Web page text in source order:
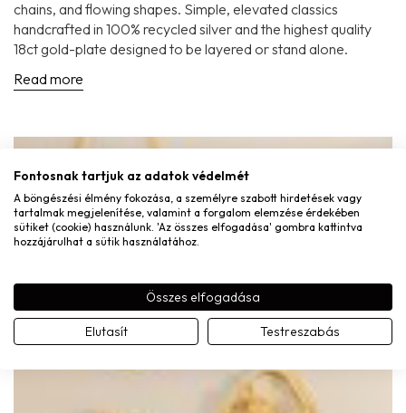
chains, and flowing shapes. Simple, elevated classics
handcrafted in 100% recycled silver and the highest quality
18ct gold-plate designed to be layered or stand alone.
Read more
Fontosnak tartjuk az adatok védelmét
A böngészési élmény fokozása, a személyre szabott hirdetések vagy
tartalmak megjelenítése, valamint a forgalom elemzése érdekében
sütiket (cookie) használunk. 'Az összes elfogadása' gombra kattintva
hozzájárulhat a sütik használatához.
Összes elfogadása
Elutasít Testreszabás